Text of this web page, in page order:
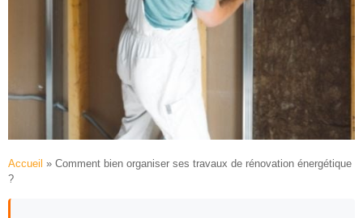
Accueil » Comment bien organiser ses travaux de rénovation énergétique
?